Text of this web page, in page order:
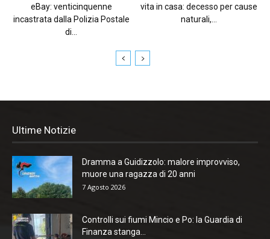
eBay: venticinquenne
incastrata dalla Polizia Postale
di...
vita in casa: decesso per cause
naturali,...
Ultime Notizie
Dramma a Guidizzolo: malore improvviso,
muore una ragazza di 20 anni
7 Agosto 2026
Controlli sui fiumi Mincio e Po: la Guardia di
Finanza stanga...